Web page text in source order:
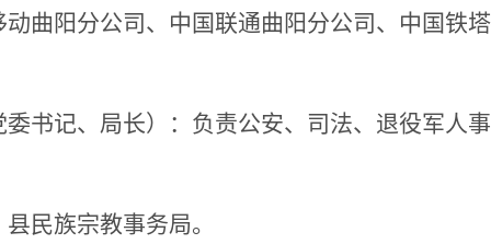
曲阳分公司、中国联通曲阳分公司、中国铁
书记、局长）： 负责公安、司法、 退役军人
民族宗教事务局。